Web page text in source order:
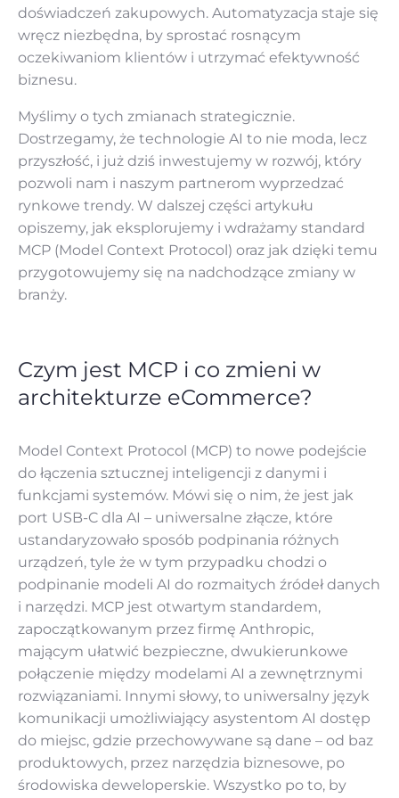
doświadczeń zakupowych. Automatyzacja staje się
wręcz niezbędna, by sprostać rosnącym
oczekiwaniom klientów i utrzymać efektywność
biznesu.
Myślimy o tych zmianach strategicznie.
Dostrzegamy, że technologie AI to nie moda, lecz
przyszłość, i już dziś inwestujemy w rozwój, który
pozwoli nam i naszym partnerom wyprzedzać
rynkowe trendy. W dalszej części artykułu
opiszemy, jak eksplorujemy i wdrażamy standard
MCP (Model Context Protocol) oraz jak dzięki temu
przygotowujemy się na nadchodzące zmiany w
branży.
Czym jest MCP i co zmieni w
architekturze eCommerce?
Model Context Protocol (MCP) to nowe podejście
do łączenia sztucznej inteligencji z danymi i
funkcjami systemów. Mówi się o nim, że jest jak
port USB-C dla AI – uniwersalne złącze, które
ustandaryzowało sposób podpinania różnych
urządzeń, tyle że w tym przypadku chodzi o
podpinanie modeli AI do rozmaitych źródeł danych
i narzędzi. MCP jest otwartym standardem,
zapoczątkowanym przez firmę Anthropic,
mającym ułatwić bezpieczne, dwukierunkowe
połączenie między modelami AI a zewnętrznymi
rozwiązaniami. Innymi słowy, to uniwersalny język
komunikacji umożliwiający asystentom AI dostęp
do miejsc, gdzie przechowywane są dane – od baz
produktowych, przez narzędzia biznesowe, po
środowiska deweloperskie. Wszystko po to, by